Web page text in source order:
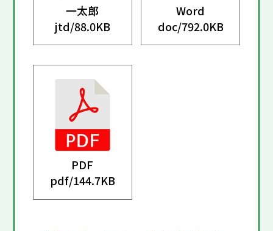
一太郎
jtd/88.0KB
Word
doc/792.0KB
PDF
pdf/144.7KB